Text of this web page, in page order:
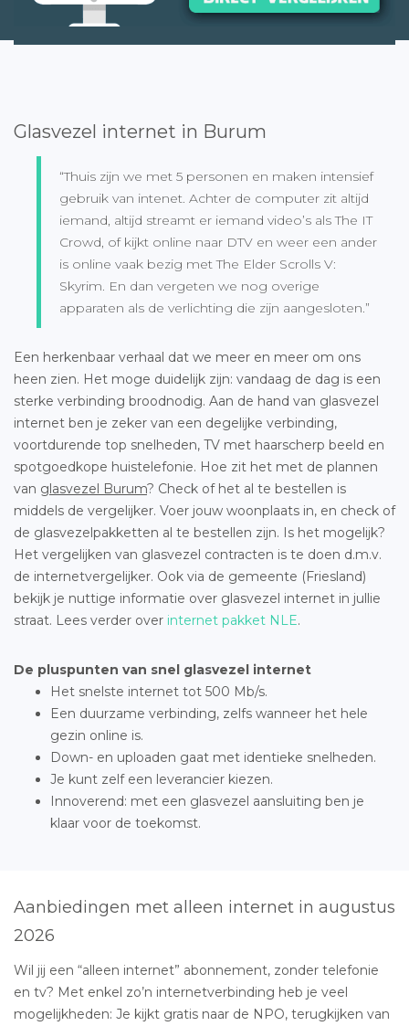
Glasvezel internet in Burum
“Thuis zijn we met 5 personen en maken intensief
gebruik van intenet. Achter de computer zit altijd
iemand, altijd streamt er iemand video’s als The IT
Crowd, of kijkt online naar DTV en weer een ander
is online vaak bezig met The Elder Scrolls V:
Skyrim. En dan vergeten we nog overige
apparaten als de verlichting die zijn aangesloten.”
Een herkenbaar verhaal dat we meer en meer om ons
heen zien. Het moge duidelijk zijn: vandaag de dag is een
sterke verbinding broodnodig. Aan de hand van glasvezel
internet ben je zeker van een degelijke verbinding,
voortdurende top snelheden, TV met haarscherp beeld en
spotgoedkope huistelefonie. Hoe zit het met de plannen
van glasvezel Burum? Check of het al te bestellen is
middels de vergelijker. Voer jouw woonplaats in, en check of
de glasvezelpakketten al te bestellen zijn. Is het mogelijk?
Het vergelijken van glasvezel contracten is te doen d.m.v.
de internetvergelijker. Ook via de gemeente (Friesland)
bekijk je nuttige informatie over glasvezel internet in jullie
straat. Lees verder over internet pakket NLE.
De pluspunten van snel glasvezel internet
Het snelste internet tot 500 Mb/s.
Een duurzame verbinding, zelfs wanneer het hele
gezin online is.
Down- en uploaden gaat met identieke snelheden.
Je kunt zelf een leverancier kiezen.
Innoverend: met een glasvezel aansluiting ben je
klaar voor de toekomst.
Aanbiedingen met alleen internet in augustus
2026
Wil jij een “alleen internet” abonnement, zonder telefonie
en tv? Met enkel zo’n internetverbinding heb je veel
mogelijkheden: Je kijkt gratis naar de NPO, terugkijken van